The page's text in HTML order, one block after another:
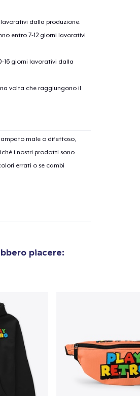
dalla produzione.
entro 7-12 giorni lavorativi
16 giorni lavorativi dalla
volta che raggiungono il
male o difettoso,
i nostri prodotti sono
errati o se cambi
piacere: